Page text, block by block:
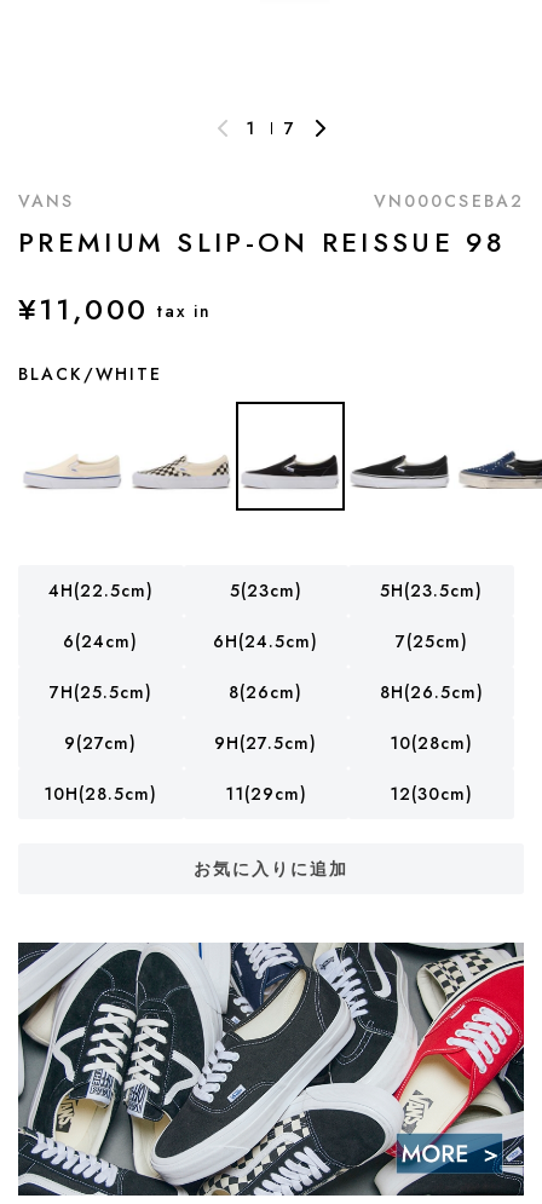
1 7
VANS VN000CSEBA2
PREMIUM SLIP-ON REISSUE 98
¥11,000 tax in
BLACK/WHITE
4H(22.5cm) 5(23cm) 5H(23.5cm)
6(24cm) 6H(24.5cm) 7(25cm)
7H(25.5cm) 8(26cm) 8H(26.5cm)
9(27cm) 9H(27.5cm) 10(28cm)
10H(28.5cm) 11(29cm) 12(30cm)
お気に入りに追加